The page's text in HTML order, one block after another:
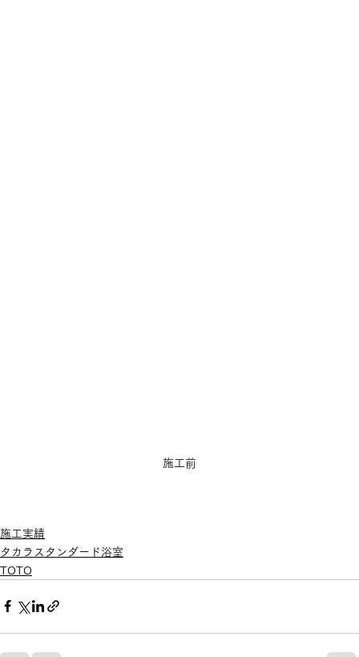
施工前
施工実績
タカラスタンダード浴室
TOTO